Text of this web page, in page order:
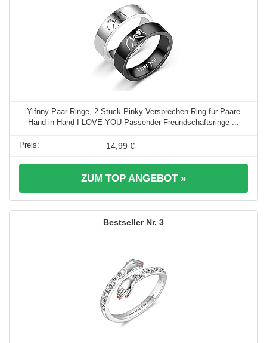
Yifnny Paar Ringe, 2 Stück Pinky Versprechen Ring für Paare
Hand in Hand I LOVE YOU Passender Freundschaftsringe ...
14,99 €
ZUM TOP ANGEBOT »
3